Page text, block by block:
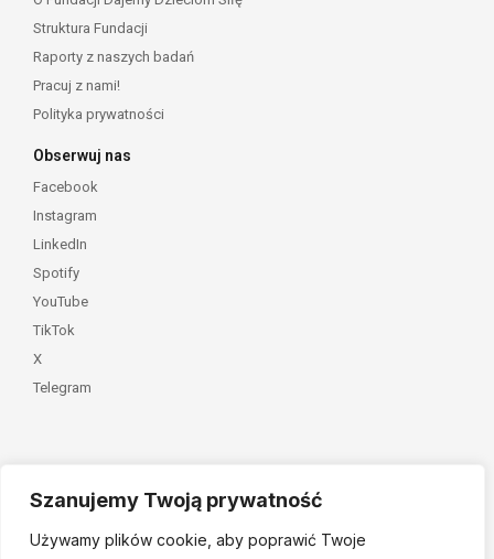
Szanujemy Twoją prywatność
Używamy plików cookie, aby poprawić Twoje
Struktura Fundacji
Raporty z naszych badań
Pracuj z nami!
Polityka prywatności
Obserwuj nas
Facebook
Instagram
LinkedIn
Spotify
YouTube
TikTok
X
Telegram
Należymy do